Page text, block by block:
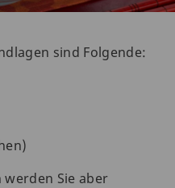
sind Folgende:
werden Sie aber